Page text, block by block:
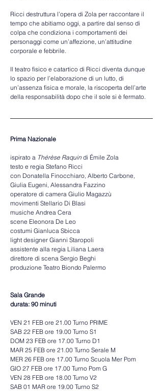
Ricci destruttura l’opera di Zola per raccontare il
tempo che abitiamo oggi, a partire dal senso di
colpa che condiziona i comportamenti dei
personaggi come un’affezione, un’attitudine
corporale e febbrile.
Il teatro fisico e catartico di Ricci diventa dunque
lo spazio per l’elaborazione di un lutto, di
un’assenza fisica e morale, la riscoperta dell’arte
della responsabilità dopo che il sole si è fermato.
Prima Nazionale
ispirato a Thérèse Raquin di Émile Zola
testo e regia Stefano Ricci
con Donatella Finocchiaro, Alberto Carbone,
Giulia Eugeni, Alessandra Fazzino
operatore di camera Giulio Magazzù
movimenti Stellario Di Blasi
musiche Andrea Cera
scene Eleonora De Leo
costumi Gianluca Sbicca
light designer Gianni Staropoli
assistente alla regia Liliana Laera
direttore di scena Sergio Beghi
produzione Teatro Biondo Palermo
Sala Grande
durata: 90 minuti
VEN 21 FEB ore 21.00 Turno PRIME
SAB 22 FEB ore 19.00 Turno S1
DOM 23 FEB ore 17.00 Turno D1
MAR 25 FEB ore 21.00 Turno Serale M
MER 26 FEB ore 17.00 Turno Scuola Mer Pom
GIO 27 FEB ore 17.00 Turno Pom G
VEN 28 FEB ore 18.00 Turno V2
SAB 01 MAR ore 19.00 Turno S2